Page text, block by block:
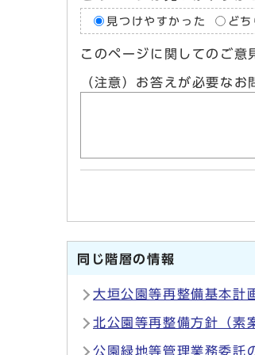
見つけやすかった ど
このページに関してのご意
（注意）お答えが必要な
同じ階層の情報
大垣公園等再整備基本計
北公園等再整備方針（素
公園緑地等管理業務委託